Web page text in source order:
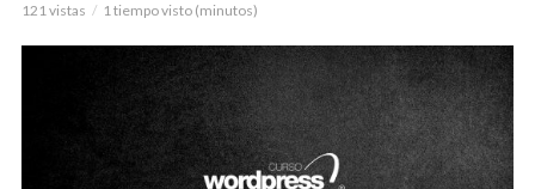
121 vistas 1 tiempo visto (minutos)